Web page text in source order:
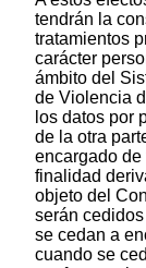
tendrán la
tratamientos
carácter
ámbito del
de Violencia
los datos por
de la otra
encargado
finalidad
objeto del
serán
se cedan a
cuando se